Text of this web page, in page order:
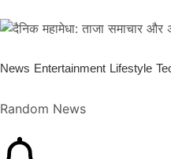
News Entertainment Lifestyle
Random News